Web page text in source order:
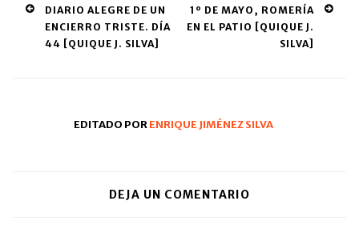
Post
navigation
DIARIO ALEGRE DE UN
ENCIERRO TRISTE. DÍA
44 [QUIQUE J. SILVA]
1º DE MAYO, ROMERÍA
EN EL PATIO [QUIQUE J.
SILVA]
EDITADO PORENRIQUE JIMÉNEZ SILVA
DEJA UN COMENTARIO